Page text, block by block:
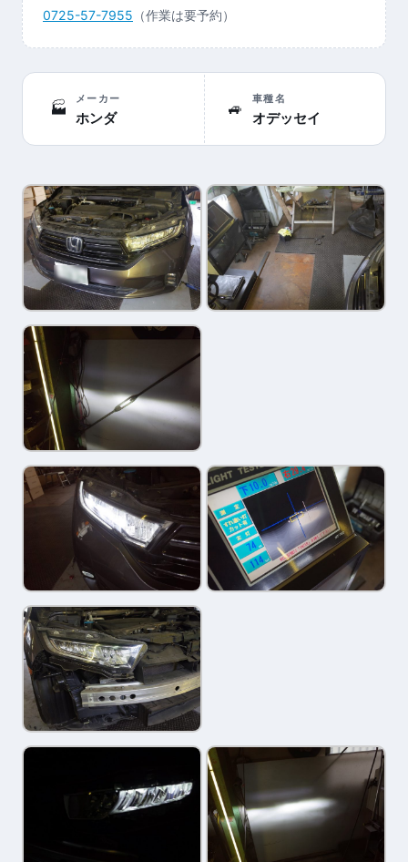
0725-57-7955 （作業は要予約）
🏭
メーカー
ホンダ
🚙
車種名
オデッセイ